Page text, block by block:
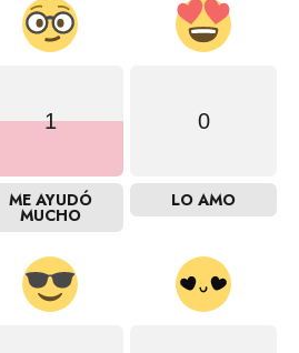
1
ME AYUDÓ
MUCHO
0
LO AMO